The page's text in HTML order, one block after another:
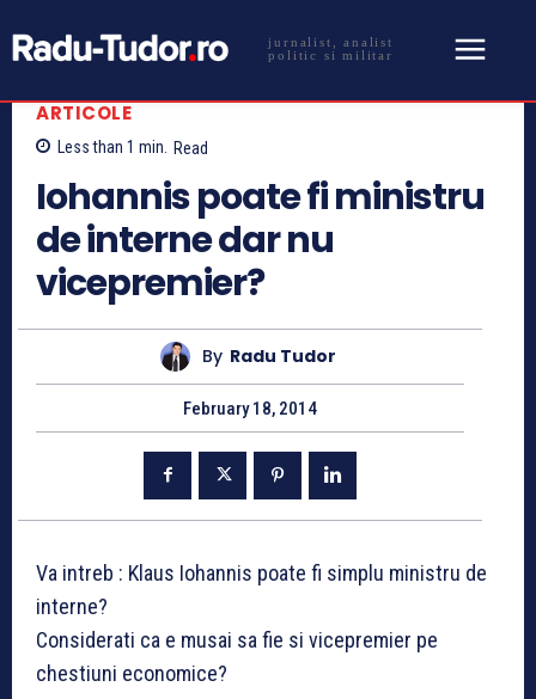
jurnalist, analist
politic si militar
ARTICOLE
Less than 1 min. Read
Iohannis poate fi ministru
de interne dar nu
vicepremier?
By Radu Tudor
February 18, 2014
Va intreb : Klaus Iohannis poate fi simplu ministru de
interne?
Considerati ca e musai sa fie si vicepremier pe
chestiuni economice?